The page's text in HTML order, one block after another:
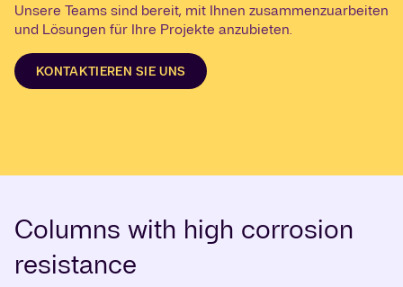
Unsere Teams sind bereit, mit Ihnen zusammenzuarbeiten
und Lösungen für Ihre Projekte anzubieten.
KONTAKTIEREN SIE UNS
Columns with high corrosion
resistance